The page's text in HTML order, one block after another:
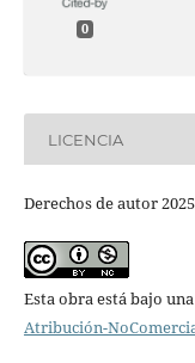
LICENCIA
Derechos de autor
Esta obra está bajo
Atribución-
0